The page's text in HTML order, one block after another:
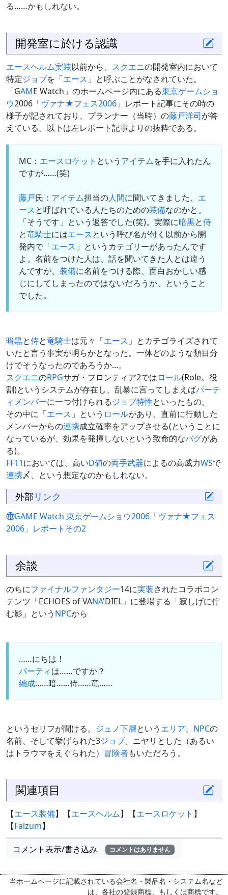
る……かもしれない。
開発室に於ける認識
エースヘルム実装以前から、 スクエニの開発室内において
特定ジョブを「エース 」と呼ぶことがなされていた。
「GAME Watch」のホームページ内にある東京ゲームショ
ウ2006「ヴァナ★フェス2006 」レポート記事にその時の
様子が記されており、プランナー（当時）の藤戸洋司が答
えている。以下は左レポート記事よりの抜粋である。
MC： エースロケット という アイテムを手に入れたん
ですが……(笑)
藤戸氏： アイテム担当の人間に聞いてきました、 エ
ースと呼ばれている人たちのための装備なのかと。
「そうです」という返答でした(笑)。実際に暗黒と侍
と竜騎士にはエースという呼び名が付く以前から開
発内で「エース 」というカテゴリーがあったんです
よ。名前をつけた人は、話を聞いてきた人とは違う
んですが、 装備に名前をつける際、面白おかしい感
じにしてしまったのではないだろうか、ということ
でした。
暗黒と侍と竜騎士は元々「エース 」とカテゴライズされて
いたと言う事実が明らかとなった。一体どのような類目分
けでそうなったのであろうか…。
スクエニのRPGサガ・フロンティア2ではロール(Role。役
割)というシステムが存在し、乱暴に言ってしまえばパーテ
ィメンバーに一つ付けられるジョブ特性といったもの。
その中に「エース 」という ロールがあり、直前に行動した
メンバーからの連携成立確率をアップさせる(ということに
なっているが、効果を発揮しないという致命的なバグがあ
る)。
FF11においては、高いD値の両手武器によるの高威力WSで
連携〆、という想定なのかもしれない。
外部 リンク
GAME Watch 東京ゲームショウ2006「ヴァナ★フェス
2006」レポートその2
余談
のちにファイナルファンタジー14に実装されたコラボコン
テンツ「ECHOES of VANA'DIEL」に登場する「寂しげに佇
む影」という NPCから
……にちは！
パーティは……ですか？
編成……暗……侍……竜……
というセリフが聞ける。 ジュノ下層という エリア、 NPCの
名前、そして挙げられた3ジョブ。ニヤリとした（あるい
はトラウマをえぐられた） 冒険者もいただろう。
関連項目
【エース装備】【エースヘルム】【エースロケット 】
【Falzum】
コメント表示/書き込み コメントはありません
当ホームページに記載されている会社名・製品名・システム名など
は、各社の登録商標、もしくは商標です。